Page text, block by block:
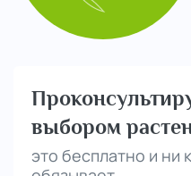
выбором
это бесплатно и ни